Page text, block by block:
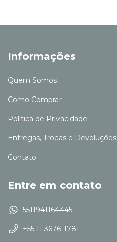
Informações
Quem Somos
Como Comprar
Política de Privacidade
Entregas, Trocas e Devoluções
Contato
Entre em contato
5511941164445
+55 11 3676-1781